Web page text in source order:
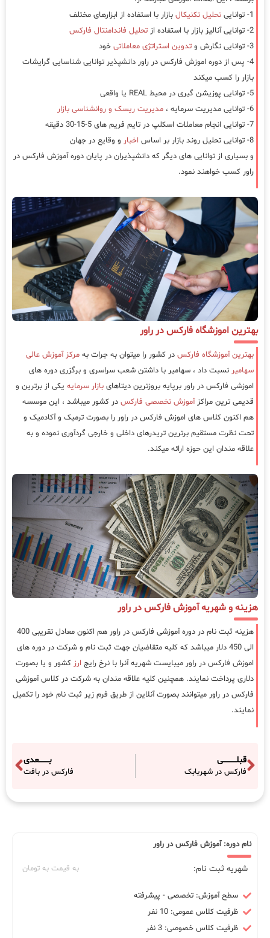
1- توانایی
تحلیل تکنیکال بازار با استفاده از ابزارهای مختلف
2- توانایی آنالیز بازار با استفاده از
تحلیل فاندامنتال فارکس
3- توانایی نگارش و
تدوین استراتژی معاملاتی خود
4- پس از دوره اموزش فارکس در راور دانشپذیر توانایی شناسایی گرایشات
بازار را کسب میکند
5- توانایی پوزیشن گیری در محیط REAL یا واقعی
6- توانایی مدیریت سرمایه ،
مدیریت ریسک و روانشناسی بازار
7- توانایی انجام معاملات اسکلپ در تایم فریم های 5-15-30 دقیقه
8- توانایی تحلیل روند بازار بر اساس
اخبار و وقایع در جهان
و بسیاری از توانایی های دیگر که دانشپذیران در پایان دوره آموزش فارکس در
راور کسب خواهند نمود.
بهترین اموزشگاه فارکس در راور
بهترین آموزشگاه فارکس در کشور را میتوان به جرات به مرکز آموزش عالی
سهامیر نسبت داد ، سهامیر با داشتن شعب سراسری و برگزری دوره های
اموزشی فارکس در راور برپایه بروزترین دیتاهای بازار سرمایه یکی از برترین و
قدیمی ترین مراکزآموزش تخصصی فارکس در کشور میباشد ، این موسسه
هم اکنون کلاس های اموزش فارکس در راور را بصورت ترمیک و آکادمیک و
تحت نظرت مستقیم برترین تریدرهای داخلی و خارجی گردآوری نموده و به
علاقه مندان این حوزه ارائه میکند.
هزینه و شهریه آموزش فارکس در راور
هزینه ثبت نام در دوره آموزشی فارکس در راور هم اکنون معادل تقریبی 400
الی 450 دلار میباشد که کلیه متقاضیان جهت ثبت نام و شرکت در دوره های
اموزش فارکس در راور میبایست شهریه آنرا با نرخ رایج ارز کشور و یا بصورت
دلاری پرداخت نمایند. همچنین کلیه علاقه مندان به شرکت در کلاس آموزشی
فارکس در راور میتوانند بصورت آنلاین از طریق فرم زیر ثبت نام خود را تکمیل
نمایند.
قبلـــــــــــی
فارکس در شهربابک
بــــــــعدی
فارکس در بافت
نام دوره: آموزش فارکس در راور
شهریه ثبت نام: به قیمت به تومان
سطح آموزش: تخصصی - پیشرفته
ظرفیت کلاس عمومی: 10 نفر
ظرفیت کلاس خصوصی: 3 نفر